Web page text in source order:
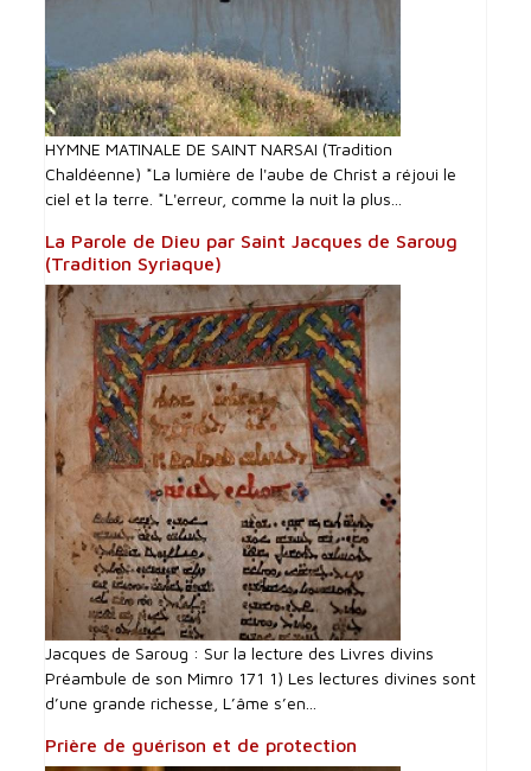
HYMNE MATINALE DE SAINT NARSAI (Tradition
Chaldéenne) *La lumière de l'aube de Christ a réjoui le
ciel et la terre. *L'erreur, comme la nuit la plus...
La Parole de Dieu par Saint Jacques de Saroug
(Tradition Syriaque)
Jacques de Saroug : Sur la lecture des Livres divins
Préambule de son Mimro 171 1) Les lectures divines sont
d’une grande richesse, L’âme s’en...
Prière de guérison et de protection